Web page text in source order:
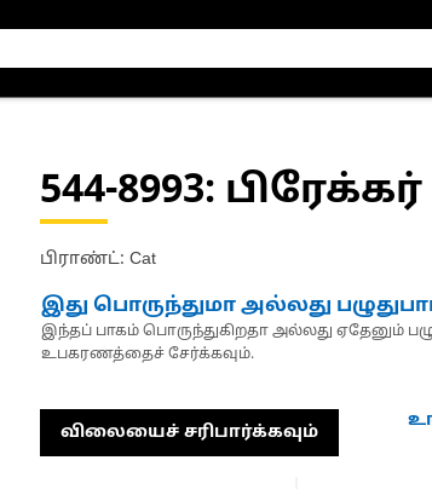
544-8993: பிரேக்கர்
பிராண்ட்: Cat
இது பொருந்துமா அல்லது
இந்தப் பாகம் பொருந்துகிறதா அல்லது ஏதேனும்
உபகரணத்தைச் சேர்க்கவும்.
விலையைச் சரிபார்க்கவும்